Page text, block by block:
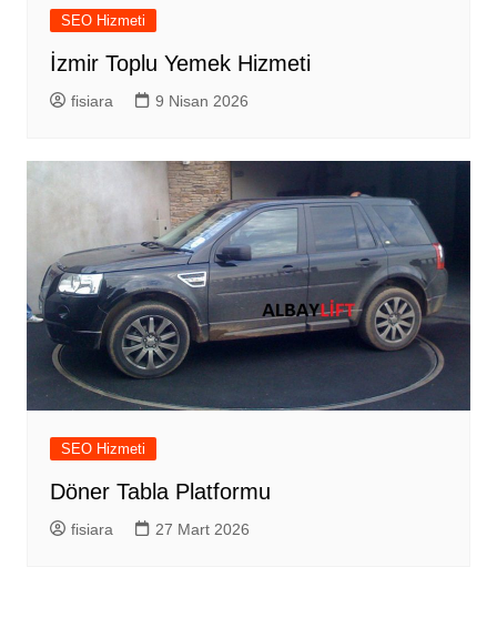
SEO Hizmeti
İzmir Toplu Yemek Hizmeti
fisiara 9 Nisan 2026
SEO Hizmeti
Döner Tabla Platformu
fisiara 27 Mart 2026